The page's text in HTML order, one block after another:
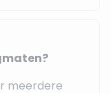
meerdere